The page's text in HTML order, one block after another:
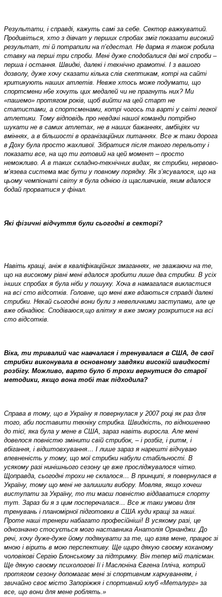
Результати, і справді, кажуть самі за себе. Сектор важкуватий.
Продивіться, хто з дівчат у перших спробах зміг показати високий
результат, ті й потрапили на п’єдестал. Не дарма я також робила
ставку на перші три спроби. Мені дуже сподобалися дві мої спроби –
перша і остання. Швидкі, далекі і технічно грамотні. І з вашого
дозволу, дуже хочу сказати кілька слів скептикам, котрі на сайті
критикують наших атлетів. Невже хтось може подумати, що
спортсмени н6е хочуть цих медалей чи не прагнуть них? Ми
«пашемо» протягом років, щоб вийти на цей старт не
статистами, а спортсменами, котрі чогось та варті у світі легкої
атлетики. Тому відповідь про невдачі нашої команди потрібно
шукати не в самих атлетах, не в наших бажаннях, амбіціях чи
вміннях, а в більшості в організаційних питаннях. Все ж таки дорога
в Доху була просто жахливої. Зібратися після такого перельоту і
показати все, на що ти готовий на цей момент – просто
неможливо. А в таких складно-технічних видах, як стрибки, нервово-
м’язева система має бути у повному порядку. Як з’ясувалося, що на
цьому чемпіонаті світу я була однією із щасливчиків, яким вдалося
бодай прорватися у фінал.
Які фізичні відчуття були сьогодні в секторі?
Навіть кращі, аніж в кваліфікаційних змаганнях, не зважаючи на те,
що на високому рівні мені вдалося зробити лише два стрибки. В усіх
інших спробах я була ніби у пошуку. Хоча в намагалася викластися
на всі сто відсотків. Головне, що мені вже вдаються справді далекі
стрибки. Нехай сьогодні вони були з невеличкими заступами, але це
вже обнадіює. Сподіваюся,що влітку я вже зможу розкритися на всі
сто відсотків.
Віка, ти тривалий час навчалася і тренувалася в США, де свої
стрибки виконувала в основному завдяки високій швидкості
розбігу. Можливо, варто було б трохи вернутися до старої
методики, якщо вона тобі так підходила?
Справа в тому, що в Україну я повернулася у 2007 році як раз для
того, аби поставити техніку стрибка. Швидкість, по відношенню
до тієї, яка була у мене в США, зараз навіть виросла. Але мені
довелося повністю змінити свій стрибок, – і розбіг, і ритм, і
вбігання, і відштовхування… І лише зараз я нарешті відчуваю
впевненість у тому, що мої стрибки набули стабільності. В
усякому разі нинішнього сезону це вже просліджувалося чітко.
Щоправда, сьогодні трохи не склалося… В принципі, я повернулася в
Україну, тому що мені не залишили вибору. Мовляв, якщо хочеш
виступати за Україну, то ти маєш повністю віддаватися спорту
тут. Зараз би я з цим посперечалася… Все ж таки умови для
тренувань і планомірної підготовки в США куди кращі за наші.
Проте наші тренери набагато професійніші! В усякому разі, це
однозначно стосується мого наставника Анатолія Орнанджи. До
речі, хочу дуже-дуже йому подякувати за те, що взяв мене, працює зі
мною і вірить в мою перспективу. Ще щиро дякую своєму коханому
чоловікові Сергію Блонському за підтримку. Він тепер мій талісман.
Ще дякую своєму психологові Ії і Маслєніна Євгена Ілліча, котрий
протягом сезону допомагає мені зі спортивним харчуванням, і
звичайно своє місто Запоріжжя і спортивний клуб «Металург» за
все, що вони для мене роблять.»